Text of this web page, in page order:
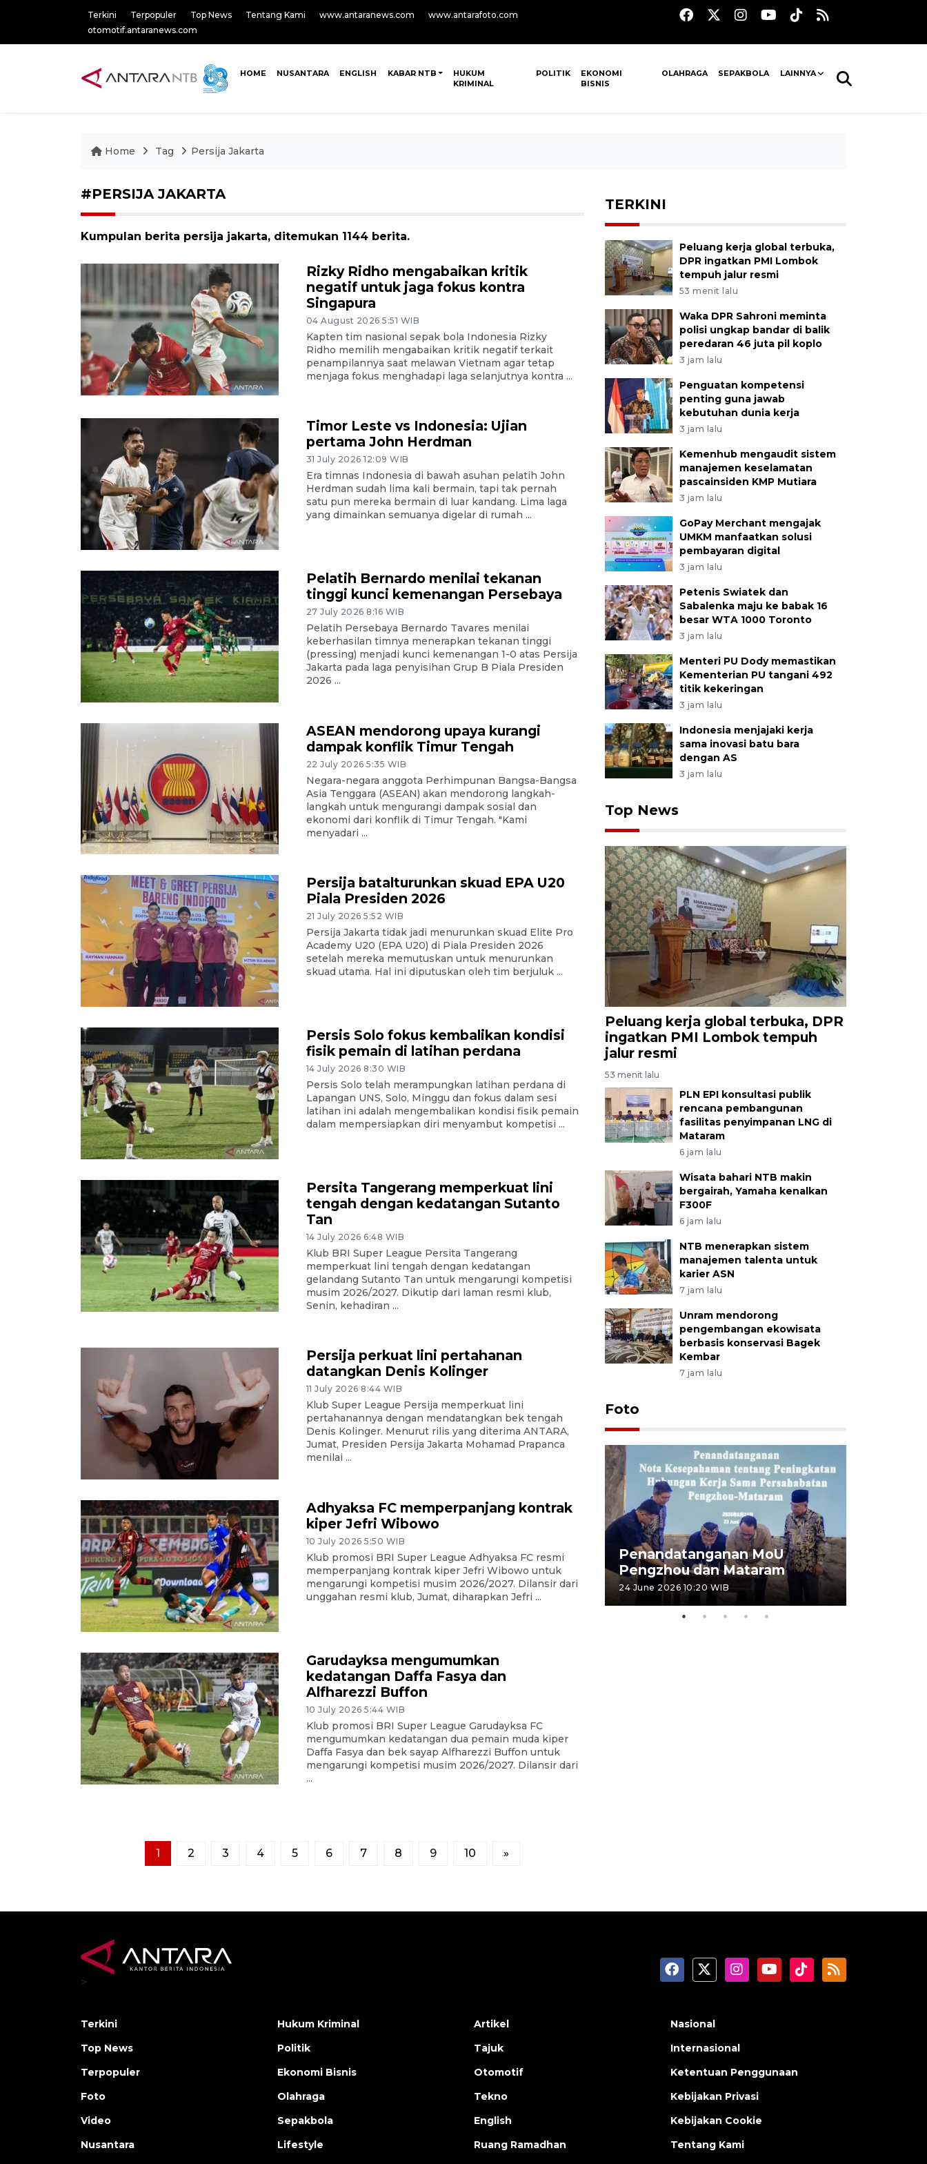
Terkini Terpopuler Top News Tentang Kami www.antaranews.com
www.antarafoto.com
otomotif.antaranews.com
HOME NUSANTARA ENGLISH KABAR NTB
HUKUM
KRIMINAL
POLITIK
EKONOMI
BISNIS
OLAHRAGA SEPAKBOLA LAINNYA
Home Tag Persija Jakarta
#PERSIJA JAKARTA
Kumpulan berita persija jakarta, ditemukan 1144 berita.
Rizky Ridho mengabaikan kritik
negatif untuk jaga fokus kontra
Singapura
04 August 2026 5:51 WIB
Kapten tim nasional sepak bola Indonesia Rizky
Ridho memilih mengabaikan kritik negatif terkait
penampilannya saat melawan Vietnam agar tetap
menjaga fokus menghadapi laga selanjutnya kontra ...
Timor Leste vs Indonesia: Ujian
pertama John Herdman
31 July 2026 12:09 WIB
Era timnas Indonesia di bawah asuhan pelatih John
Herdman sudah lima kali bermain, tapi tak pernah
satu pun mereka bermain di luar kandang. Lima laga
yang dimainkan semuanya digelar di rumah ...
Pelatih Bernardo menilai tekanan
tinggi kunci kemenangan Persebaya
27 July 2026 8:16 WIB
Pelatih Persebaya Bernardo Tavares menilai
keberhasilan timnya menerapkan tekanan tinggi
(pressing) menjadi kunci kemenangan 1-0 atas Persija
Jakarta pada laga penyisihan Grup B Piala Presiden
2026 ...
ASEAN mendorong upaya kurangi
dampak konflik Timur Tengah
22 July 2026 5:35 WIB
Negara-negara anggota Perhimpunan Bangsa-Bangsa
Asia Tenggara (ASEAN) akan mendorong langkah-
langkah untuk mengurangi dampak sosial dan
ekonomi dari konflik di Timur Tengah. "Kami
menyadari ...
Persija batalturunkan skuad EPA U20
Piala Presiden 2026
21 July 2026 5:52 WIB
Persija Jakarta tidak jadi menurunkan skuad Elite Pro
Academy U20 (EPA U20) di Piala Presiden 2026
setelah mereka memutuskan untuk menurunkan
skuad utama. Hal ini diputuskan oleh tim berjuluk ...
Persis Solo fokus kembalikan kondisi
fisik pemain di latihan perdana
14 July 2026 8:30 WIB
Persis Solo telah merampungkan latihan perdana di
Lapangan UNS, Solo, Minggu dan fokus dalam sesi
latihan ini adalah mengembalikan kondisi fisik pemain
dalam mempersiapkan diri menyambut kompetisi ...
Persita Tangerang memperkuat lini
tengah dengan kedatangan Sutanto
Tan
14 July 2026 6:48 WIB
Klub BRI Super League Persita Tangerang
memperkuat lini tengah dengan kedatangan
gelandang Sutanto Tan untuk mengarungi kompetisi
musim 2026/2027. Dikutip dari laman resmi klub,
Senin, kehadiran ...
Persija perkuat lini pertahanan
datangkan Denis Kolinger
11 July 2026 8:44 WIB
Klub Super League Persija memperkuat lini
pertahanannya dengan mendatangkan bek tengah
Denis Kolinger. Menurut rilis yang diterima ANTARA,
Jumat, Presiden Persija Jakarta Mohamad Prapanca
menilai ...
Adhyaksa FC memperpanjang kontrak
kiper Jefri Wibowo
10 July 2026 5:50 WIB
Klub promosi BRI Super League Adhyaksa FC resmi
memperpanjang kontrak kiper Jefri Wibowo untuk
mengarungi kompetisi musim 2026/2027. Dilansir dari
unggahan resmi klub, Jumat, diharapkan Jefri ...
Garudayksa mengumumkan
kedatangan Daffa Fasya dan
Alfharezzi Buffon
10 July 2026 5:44 WIB
Klub promosi BRI Super League Garudayksa FC
mengumumkan kedatangan dua pemain muda kiper
Daffa Fasya dan bek sayap Alfharezzi Buffon untuk
mengarungi kompetisi musim 2026/2027. Dilansir dari
...
1 2 3 4 5 6 7 8 9 10 »
TERKINI
Peluang kerja global terbuka,
DPR ingatkan PMI Lombok
tempuh jalur resmi
53 menit lalu
Waka DPR Sahroni meminta
polisi ungkap bandar di balik
peredaran 46 juta pil koplo
3 jam lalu
Penguatan kompetensi
penting guna jawab
kebutuhan dunia kerja
3 jam lalu
Kemenhub mengaudit sistem
manajemen keselamatan
pascainsiden KMP Mutiara
3 jam lalu
GoPay Merchant mengajak
UMKM manfaatkan solusi
pembayaran digital
3 jam lalu
Petenis Swiatek dan
Sabalenka maju ke babak 16
besar WTA 1000 Toronto
3 jam lalu
Menteri PU Dody memastikan
Kementerian PU tangani 492
titik kekeringan
3 jam lalu
Indonesia menjajaki kerja
sama inovasi batu bara
dengan AS
3 jam lalu
Top News
Peluang kerja global terbuka, DPR
ingatkan PMI Lombok tempuh
jalur resmi
53 menit lalu
PLN EPI konsultasi publik
rencana pembangunan
fasilitas penyimpanan LNG di
Mataram
6 jam lalu
Wisata bahari NTB makin
bergairah, Yamaha kenalkan
F300F
6 jam lalu
NTB menerapkan sistem
manajemen talenta untuk
karier ASN
7 jam lalu
Unram mendorong
pengembangan ekowisata
berbasis konservasi Bagek
Kembar
7 jam lalu
Foto
Sidang putusan terdakwa
pembunuhan Brigadir Nurhadi
10 March 2026 12:55 WIB
Penandatanganan MoU
Pengzhou dan Mataram
24 June 2026 10:20 WIB
>
Terkini
Top News
Terpopuler
Foto
Video
Nusantara
Hukum Kriminal
Politik
Ekonomi Bisnis
Olahraga
Sepakbola
Lifestyle
Artikel
Tajuk
Otomotif
Tekno
English
Ruang Ramadhan
Nasional
Internasional
Ketentuan Penggunaan
Kebijakan Privasi
Kebijakan Cookie
Tentang Kami